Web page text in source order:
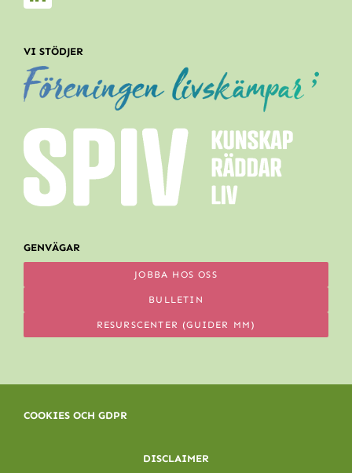
VI STÖDJER
GENVÄGAR
JOBBA HOS OSS
BULLETIN
RESURSCENTER (GUIDER MM)
COOKIES OCH GDPR
DISCLAIMER